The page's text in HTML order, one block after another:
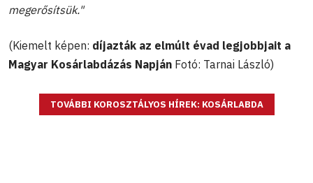
megerősítsük."
(Kiemelt képen: díjazták az elmúlt évad legjobbjait a
Magyar Kosárlabdázás Napján Fotó: Tarnai László)
TOVÁBBI KOROSZTÁLYOS HÍREK: KOSÁRLABDA